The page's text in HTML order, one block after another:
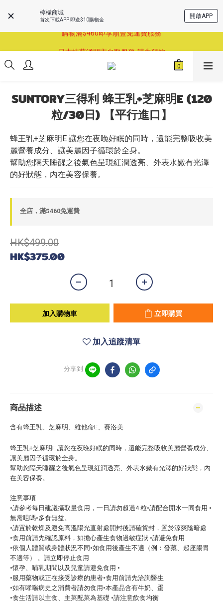
檸檬商城
首次下載APP 即送$10購物金
開啟APP
已支持葵涌門市自取服務-請先預約
購物滿$460即享順豐免運費服務
SUNTORY三得利 蜂王乳+芝麻明E (120
粒/30日) 【平行進口】
蜂王乳+芝麻明E 讓您在夜晚好眠的同時，還能完整吸收美
麗營養成分、讓美麗因子循環於全身。
幫助您隔天睡醒之後氣色呈現紅潤透亮、外表水嫩有光澤
的好狀態，內在美容保養。
全店，滿$460免運費
HK$499.00
HK$375.00
加入購物車 立即購買
加入追蹤清單
分享到
商品描述
含有蜂王乳、芝麻明、維他命E、賽洛美
蜂王乳+芝麻明E 讓您在夜晚好眠的同時，還能完整吸收美麗營養成分、
讓美麗因子循環於全身。
幫助您隔天睡醒之後氣色呈現紅潤透亮、外表水嫩有光澤的好狀態，內
在美容保養。
注意事項
•請參考每日建議攝取量食用，一日請勿超過4 粒•請配合開水一同食用 •
無需咀嗎•多食無益。
•請置於乾燥及避免高溫陽光直射處開封後請確貨封，置於涼爽陰暗處
•食用前請先確認原料，如擔心產生食物過敏症狀 •請避免食用
•依個人體質或身體狀況不同•如食用後產生不適（例：發藏、起座腸胃
不適等） 。請立即停止食用
•懷孕、哺乳期間以及兒童請避免食用 •
•服用藥物或正在接受診療的患者•食用前請先洽詢醫生
•如有哮喘病史之消費者請勿食用•本產品含有牛奶、蛋
•食生活請以主食、主菜配菜為基礎 •請注意飲食均衡